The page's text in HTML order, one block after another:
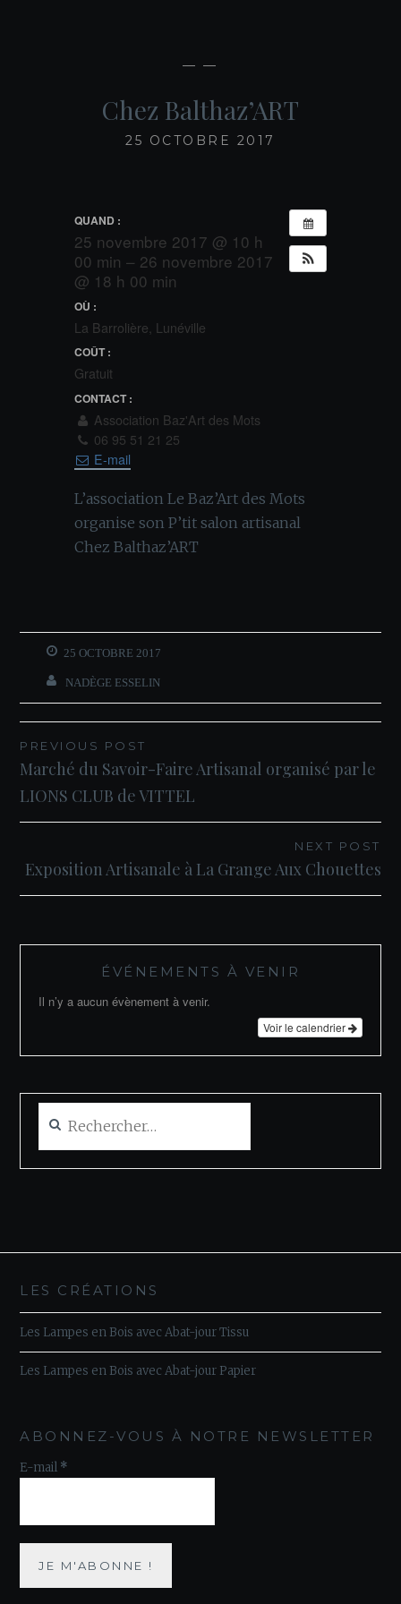
— —
Chez Balthaz’ART
25 OCTOBRE 2017
QUAND :
25 novembre 2017 @ 10 h
00 min – 26 novembre 2017
@ 18 h 00 min
OÙ :
La Barrolière, Lunéville
COÛT :
Gratuit
CONTACT :
Association Baz'Art des Mots
06 95 51 21 25
E-mail
L’association Le Baz’Art des Mots
organise son P’tit salon artisanal
Chez Balthaz’ART
25 OCTOBRE 2017
NADÈGE ESSELIN
Navigation
de
PREVIOUS POST
Marché du Savoir-Faire Artisanal organisé par le
LIONS CLUB de VITTEL
NEXT POST
Exposition Artisanale à La Grange Aux Chouettes
ÉVÉNEMENTS À VENIR
Il n’y a aucun évènement à venir.
Voir le calendrier
LES CRÉATIONS
Les Lampes en Bois avec Abat-jour Tissu
Les Lampes en Bois avec Abat-jour Papier
ABONNEZ-VOUS À NOTRE NEWSLETTER
E-mail *